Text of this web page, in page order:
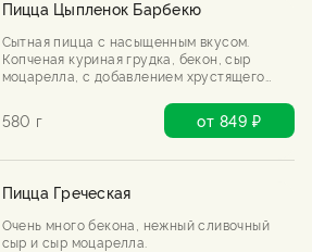
Пицца Цыпленок Барбекю
Сытная пицца с насыщенным вкусом.
Копченая куриная грудка, бекон, сыр
моцарелла, с добавлением хрустящего
580 г от 849 ₽
Пицца Греческая
Очень много бекона, нежный сливочный
сыр и сыр моцарелла.